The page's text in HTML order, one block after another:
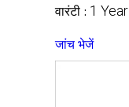
वारंटी : 1 Year
जांच भेजें